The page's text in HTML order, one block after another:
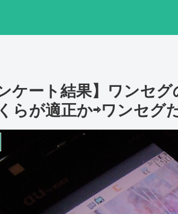
ンケート結果】ワンセ
らが適正か⇨ワンセグ